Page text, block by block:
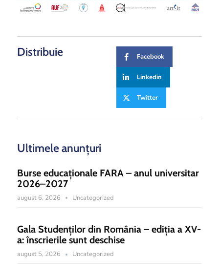
Distribuie Facebook
Linkedin
Twitter
Ultimele anunțuri
Burse educaționale FARA – anul universitar
2026–2027
august 6, 2026 Uncategorized
Gala Studenților din România – ediția a XV-
a: înscrierile sunt deschise
august 5, 2026 Uncategorized